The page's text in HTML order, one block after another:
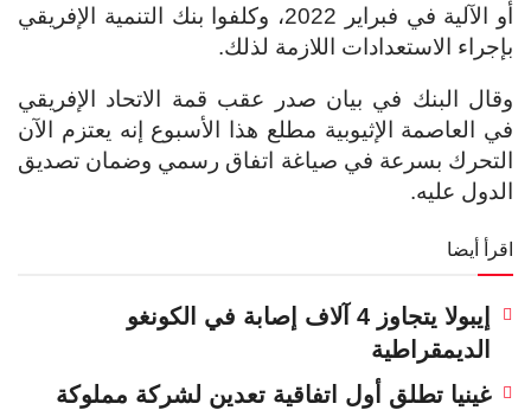
أو الآلية في فبراير 2022، وكلفوا بنك التنمية الإفريقي
بإجراء الاستعدادات اللازمة لذلك.
وقال البنك في بيان صدر عقب قمة الاتحاد الإفريقي
في العاصمة الإثيوبية مطلع هذا الأسبوع إنه يعتزم الآن
التحرك بسرعة في صياغة اتفاق رسمي وضمان تصديق
الدول عليه.
اقرأ أيضا
إيبولا يتجاوز 4 آلاف إصابة في الكونغو
الديمقراطية
غينيا تطلق أول اتفاقية تعدين لشركة مملوكة